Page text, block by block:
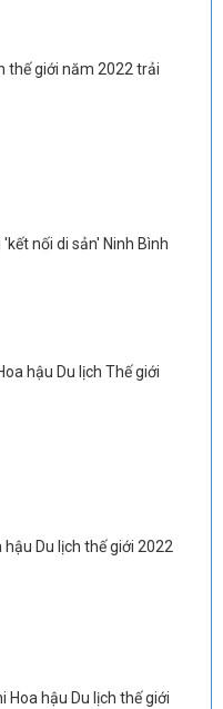
thế giới năm 2022 trải
nối di sản' Ninh Bình
hậu Du lịch Thế giới
Du lịch thế giới 2022
Hoa hậu Du lịch thế giới